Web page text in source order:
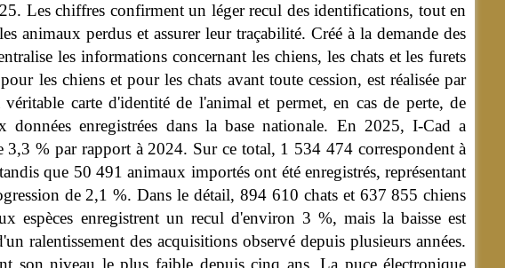
Les chiffres confirment un léger recul des identifications, tout en
animaux perdus et assurer leur traçabilité. Créé à la demande des
les informations concernant les chiens, les chats et les furets
les chiens et pour les chats avant toute cession, est réalisée par
carte d'identité de l'animal et permet, en cas de perte, de
données enregistrées dans la base nationale. En 2025, I-Cad a
3,3 % par rapport à 2024. Sur ce total, 1 534 474 correspondent à
que 50 491 animaux importés ont été enregistrés, représentant
de 2,1 %. Dans le détail, 894 610 chats et 637 855 chiens
espèces enregistrent un recul d'environ 3 %, mais la baisse est
ralentissement des acquisitions observé depuis plusieurs années.
son niveau le plus faible depuis cinq ans. La puce électronique